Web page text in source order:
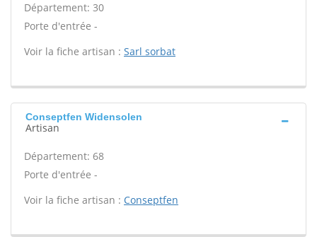
Département: 30
Porte d'entrée -
Voir la fiche artisan : Sarl sorbat
Conseptfen Widensolen
Artisan
Département: 68
Porte d'entrée -
Voir la fiche artisan : Conseptfen